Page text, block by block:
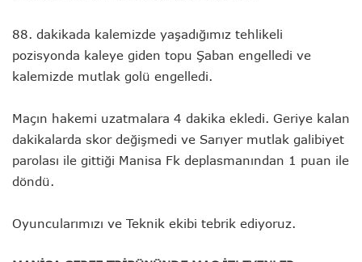
88. dakikada kalemizde yaşadığımız tehlikeli
pozisyonda kaleye giden topu Şaban engelledi ve
kalemizde mutlak golü engelledi.
Maçın hakemi uzatmalara 4 dakika ekledi. Geriye kalan
dakikalarda skor değişmedi ve Sarıyer mutlak galibiyet
parolası ile gittiği Manisa Fk deplasmanından 1 puan ile
döndü.
Oyuncularımızı ve Teknik ekibi tebrik ediyoruz.